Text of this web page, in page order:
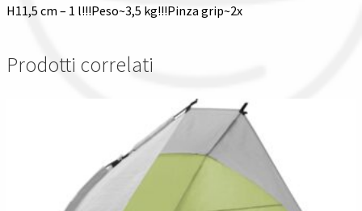
H11,5 cm – 1 l!!!Peso~3,5 kg!!!Pinza grip~2x
Prodotti correlati